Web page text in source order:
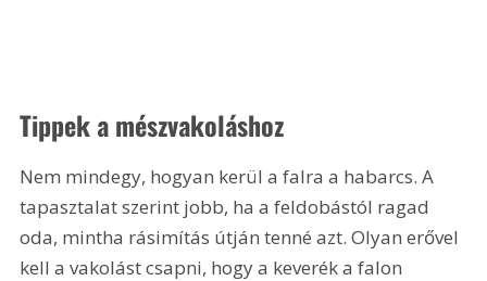
Tippek a mészvakoláshoz
Nem mindegy, hogyan kerül a falra a habarcs. A
tapasztalat szerint jobb, ha a feldobástól ragad
oda, mintha rásimítás útján tenné azt. Olyan erővel
kell a vakolást csapni, hogy a keverék a falon